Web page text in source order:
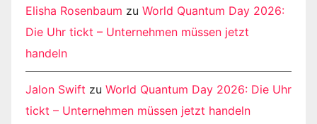
Elisha Rosenbaum zu World Quantum Day 2026:
Die Uhr tickt – Unternehmen müssen jetzt
handeln
Jalon Swift zu World Quantum Day 2026: Die Uhr
tickt – Unternehmen müssen jetzt handeln